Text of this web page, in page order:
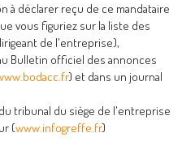
à déclarer reçu de ce mandataire
vous figuriez sur la liste des
de l'entreprise),
Bulletin officiel des annonces
) et dans un journal
tribunal du siège de l'entreprise
(www.infogreffe.fr)